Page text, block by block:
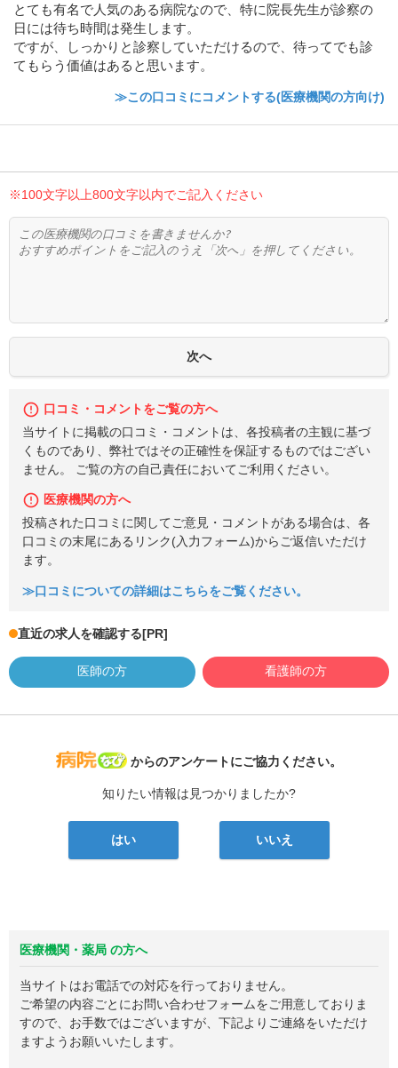
とても有名で人気のある病院なので、特に院長先生が診察の
日には待ち時間は発生します。
ですが、しっかりと診察していただけるので、待ってでも診
てもらう価値はあると思います。
≫この口コミにコメントする(医療機関の方向け)
※100文字以上800文字以内でご記入ください
口コミ・コメントをご覧の方へ
当サイトに掲載の口コミ・コメントは、各投稿者の主観に基づ
くものであり、弊社ではその正確性を保証するものではござい
ません。 ご覧の方の自己責任においてご利用ください。
医療機関の方へ
投稿された口コミに関してご意見・コメントがある場合は、各
口コミの末尾にあるリンク(入力フォーム)からご返信いただけ
ます。
≫口コミについての詳細はこちらをご覧ください。
直近の求人を確認する[PR]
医師の方 看護師の方
病院なび
からのアンケートにご協力ください。
知りたい情報は見つかりましたか?
はい いいえ
医療機関・薬局 の方へ
当サイトはお電話での対応を行っておりません。
ご希望の内容ごとにお問い合わせフォームをご用意しておりま
すので、お手数ではございますが、下記よりご連絡をいただけ
ますようお願いいたします。